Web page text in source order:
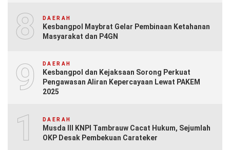
8 DAERAH
Kesbangpol Maybrat Gelar Pembinaan Ketahanan
Masyarakat dan P4GN
9 DAERAH
Kesbangpol dan Kejaksaan Sorong Perkuat
Pengawasan Aliran Kepercayaan Lewat PAKEM
2025
10DAERAH
Musda III KNPI Tambrauw Cacat Hukum, Sejumlah
OKP Desak Pembekuan Carateker